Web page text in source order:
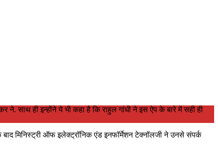
साथ ही इन्होंने ये भी कहा है कि राहुल गांधी ने इस ऐप के बारे में सही ही
मिनिस्ट्री ऑफ इलेक्ट्रॉनिक एंड इनफॉर्मेशन टेक्नॉलजी ने उनसे संपर्क